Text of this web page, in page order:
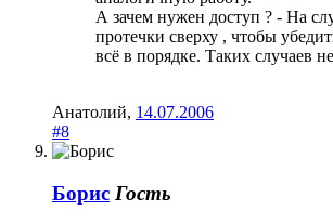
А зачем нужен доступ ? - На
протечки сверху , чтобы
всё в порядке. Таких случаев
Анатолий, 14.07.2006
#8
Борис Гость